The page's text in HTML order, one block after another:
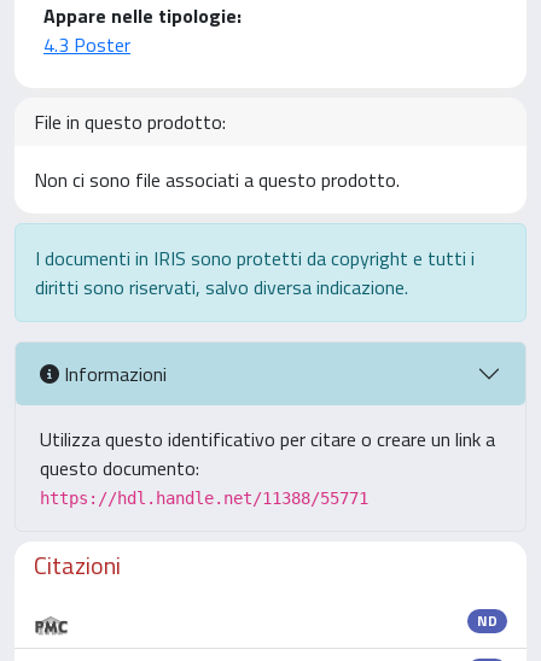
Appare nelle tipologie:
4.3 Poster
File in questo prodotto:
Non ci sono file associati a questo prodotto.
I documenti in IRIS sono protetti da copyright e tutti i
diritti sono riservati, salvo diversa indicazione.
Informazioni
Utilizza questo identificativo per citare o creare un link a
questo documento:
https://hdl.handle.net/11388/55771
Citazioni
ND